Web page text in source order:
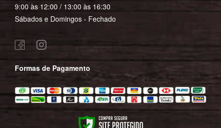
9:00 às 12:00 / 13:00 às 16:30
Sábados e Domingos - Fechado
Formas de Pagamento